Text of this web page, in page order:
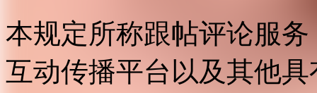
本规定所称跟帖评论服
互动传播平台以及其他